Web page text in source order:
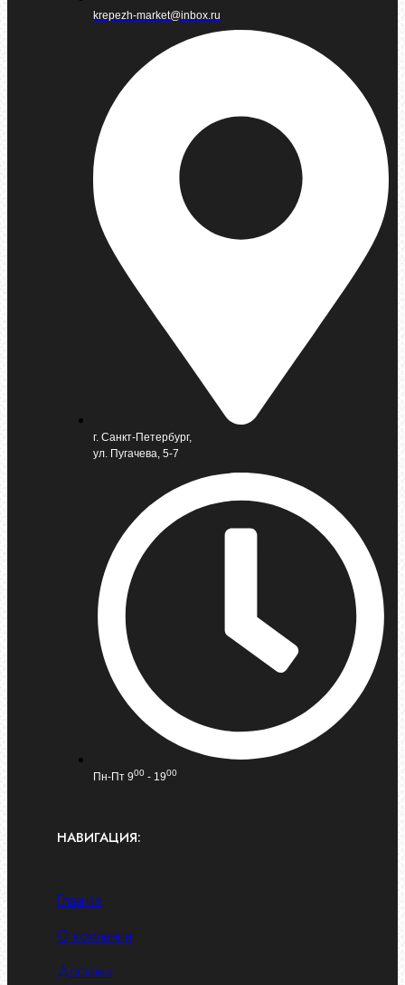
krepezh-market@inbox.ru
г. Санкт-Петербург,
ул. Пугачева, 5-7
Пн-Пт 900 - 1900
НАВИГАЦИЯ:
Главная
О компании
Доставка